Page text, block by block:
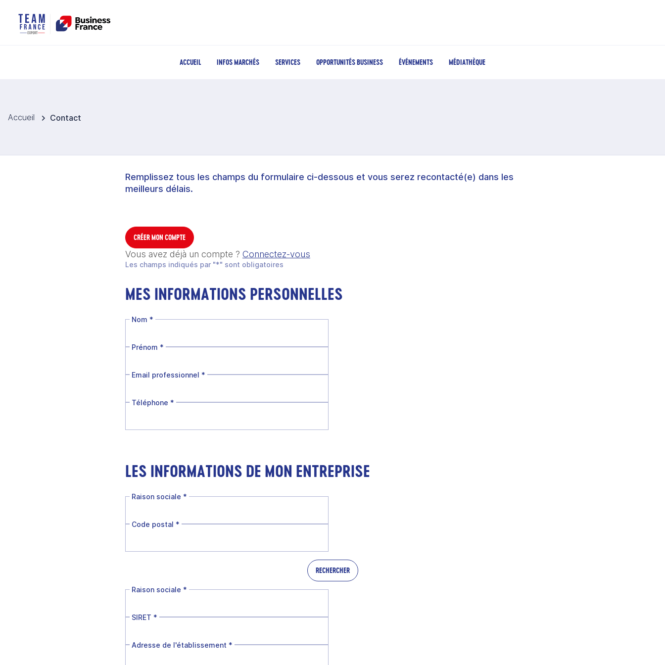
ACCUEIL INFOS MARCHÉS SERVICES OPPORTUNITÉS BUSINESS ÉVÉNEMENTS MÉDIATHÈQUE
Accueil Contact
Remplissez tous les champs du formulaire ci-dessous et vous serez recontacté(e) dans les
meilleurs délais.
CRÉER MON COMPTE
Vous avez déjà un compte ? Connectez-vous
Les champs indiqués par "*" sont obligatoires
MES INFORMATIONS PERSONNELLES
Nom *
Prénom *
Email professionnel *
Téléphone *
LES INFORMATIONS DE MON ENTREPRISE
Raison sociale *
Code postal *
RECHERCHER
Raison sociale *
SIRET *
Adresse de l'établissement *